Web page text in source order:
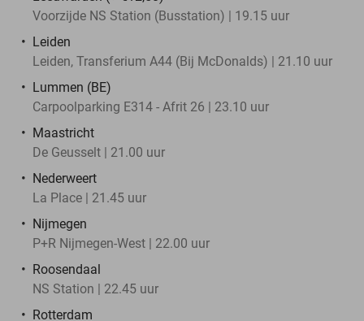
Voorzijde NS Station (Busstation) | 19.15 uur
Leiden
Leiden, Transferium A44 (Bij McDonalds) | 21.10 uur
Lummen (BE)
Carpoolparking E314 - Afrit 26 | 23.10 uur
Maastricht
De Geusselt | 21.00 uur
Nederweert
La Place | 21.45 uur
Nijmegen
P+R Nijmegen-West | 22.00 uur
Roosendaal
NS Station | 22.45 uur
Rotterdam